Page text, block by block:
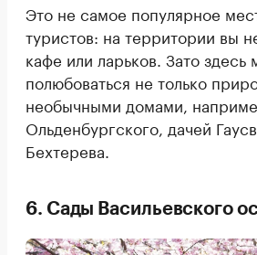
Это не самое популярное
туристов: на территории вы
кафе или ларьков. Зато здесь
полюбоваться не только
необычными домами,
Ольденбургского, дачей
Бехтерева.
6. Сады Васильевского